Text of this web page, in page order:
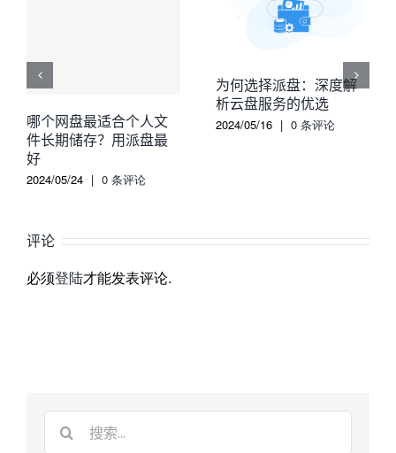
哪个网盘最适合个人文
件长期储存？用派盘最
好
2024/05/24 | 0 条评论
为何选择派盘：深度解
析云盘服务的优选
2024/05/16 | 0 条评论
评论
必须登陆才能发表评论.